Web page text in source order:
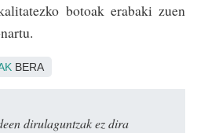
botoak erabaki zuen
BERA
dirulaguntzak ez dira